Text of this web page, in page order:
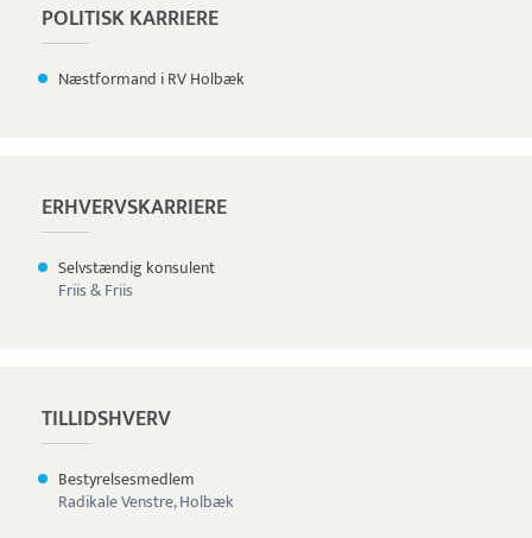
POLITISK KARRIERE
Næstformand i RV Holbæk
ERHVERVSKARRIERE
Selvstændig konsulent
Friis & Friis
TILLIDSHVERV
Bestyrelsesmedlem
Radikale Venstre, Holbæk